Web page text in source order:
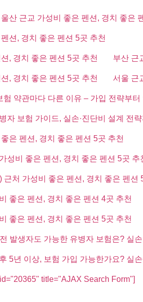
울산 근교 가성비 좋은 펜션, 경치 좋은
션, 경치 좋은 펜션 5곳 추천
, 경치 좋은 펜션 5곳 추천 부산 근
, 경치 좋은 펜션 5곳 추천 서울 근
험 약관마다 다른 이유 – 가입 전략부
자 보험 가이드, 실손·진단비 설계 전
은 펜션, 경치 좋은 펜션 5곳 추천
성비 좋은 펜션, 경치 좋은 펜션 5곳 추
처 가성비 좋은 펜션, 경치 좋은 펜션
좋은 펜션, 경치 좋은 펜션 4곳 추천
좋은 펜션, 경치 좋은 펜션 5곳 추천
발생자도 가능한 유병자 보험은? 실
5년 이상, 보험 가입 가능한가요? 실
title="AJAX Search Form"]